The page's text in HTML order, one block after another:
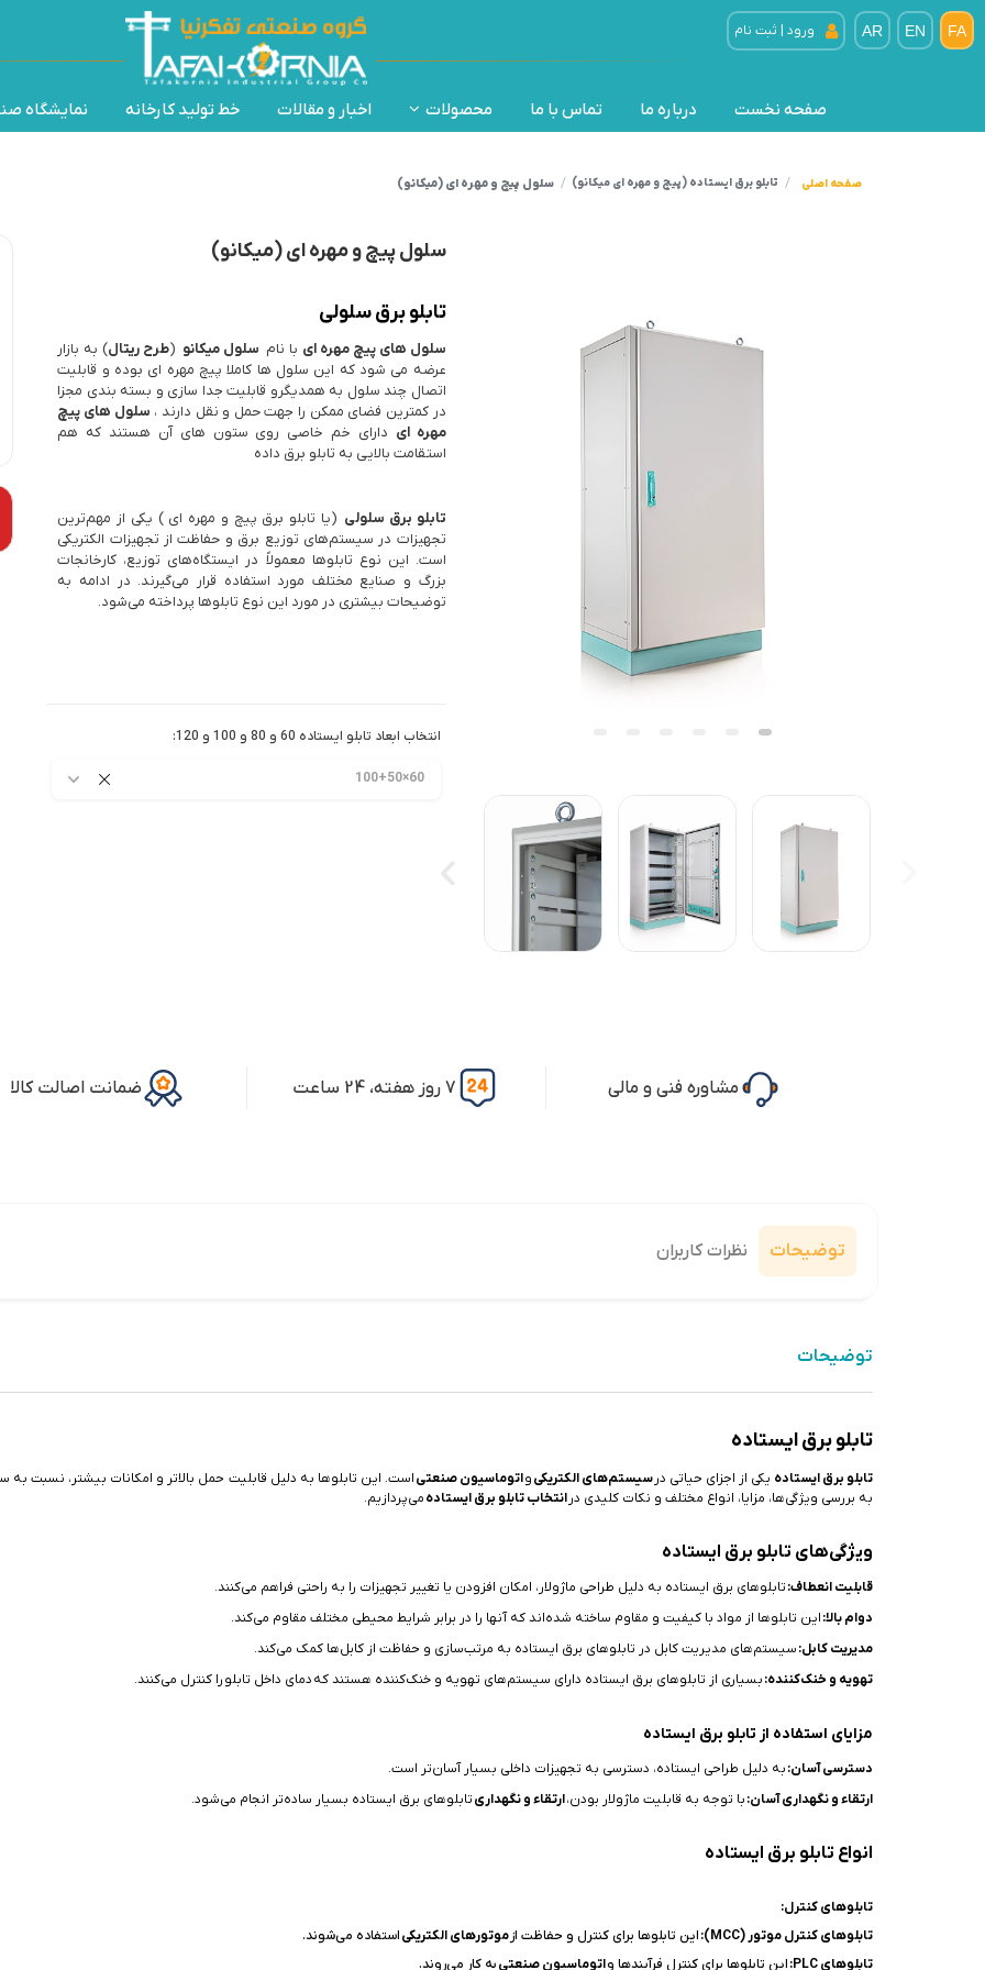
FA
EN
AR ورود | ثبت نام
صفحه نخست درباره ما تماس با ما محصولات اخبار و مقالات خط تولید کارخانه نمایشگاه
تابلو برق ایستاده (پیچ و مهره ای میکانو) سلول پیچ و مهره ای (میکانو)
سلول پیچ و مهره ای (میکانو)
تابلو برق سلولی
سلول های پیچ مهره ای با نام سلول میکانو (طرح ریتال) به بازار
عرضه می شود که این سلول ها کاملا پیچ مهره ای بوده و قابلیت
اتصال چند سلول به همدیگرو قابلیت جدا سازی و بسته بندی مجزا
در کمترین فضای ممکن را جهت حمل و نقل دارند ، سلول های پیچ
مهره ای دارای خم خاصی روی ستون های آن هستند که هم
استقامت بالایی به تابلو برق داده
تابلو برق سلولی (یا تابلو برق پیچ و مهره ای ) یکی از مهم‌ترین
تجهیزات در سیستم‌های توزیع برق و حفاظت از تجهیزات الکتریکی
است. این نوع تابلوها معمولاً در ایستگاه‌های توزیع، کارخانجات
بزرگ و صنایع مختلف مورد استفاده قرار می‌گیرند. در ادامه به
توضیحات بیشتری در مورد این نوع تابلوها پرداخته می‌شود.
انتخاب ابعاد تابلو ایستاده 60 و 80 و 100 و 120:
60×100+50
مشاوره فنی و مالی 7 روز هفته، 24 ساعت ضمانت اصالت کالا
توضیحات نظرات کاربران
توضیحات
تابلو برق ایستاده
تابلو برق ایستاده یکی از اجزای حیاتی درسیستم‌های الکتریکیواتوماسیون صنعتیاست. این تابلوها به دلیل قابلیت حمل بالاتر و امکانات بیشتر، نسبت به
به بررسی ویژگی‌ها، مزایا، انواع مختلف و نکات کلیدی در انتخاب تابلو برق ایستادهمی‌پردازیم.
ویژگی‌های تابلو برق ایستاده
قابلیت انعطاف:تابلوهای برق ایستاده به دلیل طراحی ماژولار، امکان افزودن یا تغییر تجهیزات را به راحتی فراهم می‌کنند.
دوام بالا:این تابلوها از مواد با کیفیت و مقاوم ساخته شده‌اند که آنها را در برابر شرایط محیطی مختلف مقاوم می‌کند.
مدیریت کابل:سیستم‌های مدیریت کابل در تابلوهای برق ایستاده به مرتب‌سازی و حفاظت از کابل‌ها کمک می‌کند.
تهویه و خنک‌کننده:بسیاری از تابلوهای برق ایستاده دارای سیستم‌های تهویه و خنک‌کننده هستند که دمای داخل تابلو را کنترل می‌کنند.
مزایای استفاده از تابلو برق ایستاده
دسترسی آسان:به دلیل طراحی ایستاده، دسترسی به تجهیزات داخلی بسیار آسان‌تر است.
ارتقاء و نگهداری آسان:با توجه به قابلیت ماژولار بودن،ارتقاء و نگهداریتابلوهای برق ایستاده بسیار ساده‌تر انجام می‌شود.
انواع تابلو برق ایستاده
تابلوهای کنترل:
تابلوهای کنترل موتور (MCC):
این تابلوها برای کنترل و حفاظت ازموتورهای الکتریکیاستفاده می‌شوند.
تابلوهای PLC:
این تابلوها برای کنترل فرآیندها واتوماسیون صنعتیبه کار می‌روند.